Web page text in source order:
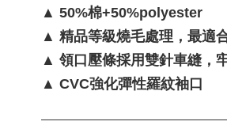
▲ 50%棉+50%polyester
▲ 精品等級燒毛處理，最適
▲ 領口壓條採用雙針車縫，
▲ CVC強化彈性羅紋袖口